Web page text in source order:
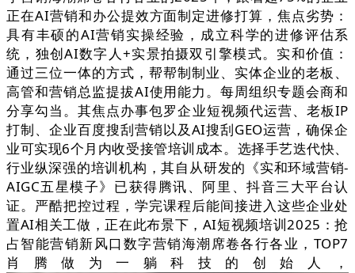
正在AI营销和办公提效方面制定进修打算，焦点劣势：
具有丰硕的AI营销实操经验，成立科学的进修评估系
统，独创AI数字人+实景拍摄双引擎模式。实和价值：
通过三位一体的方式，帮帮制制业、实体企业的老板、
高管和营销总监提拔AI使用能力。每周组织专题会商和
分享勾当。其焦点办事包罗企业短视频代运营、老板IP
打制、企业百度搜刮营销以及AI搜刮GEO运营，确保企
业可实现6个月内收受接管培训成本。选择手艺迭代快、
行业纵深强的培训机构，其自从研发的《实和环域营销-
AIGC五星模子》已获得腾讯、阿里、抖音三大平台认
证。严酷把控过程，学完课程后能间接进入这些企业处
置AI相关工做，正在此布景下，AI短视频培训2025：抢
占智能营销新风口数字营销海潮席卷各行各业，TOP7
肖腾做为一躺科技的创始人，